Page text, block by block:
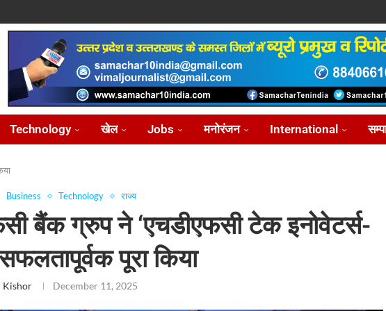
Technology खेल Jobs मनोरंजन International
Business Technology राज्य
बैंक ग्रुप ने ‘एचडीएफसी टेक इनोवेटर्स-
पूरा किया
Kishor December 11, 2025